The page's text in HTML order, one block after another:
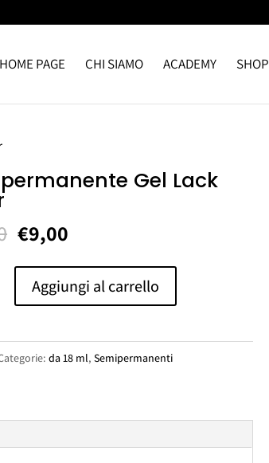
HOME PAGE CHI SIAMO ACADEMY SHOP
Gel Lack
Il
originale
era:
€9,00
attuale
è:
Aggiungi al carrello
da 18 ml,Semipermanenti